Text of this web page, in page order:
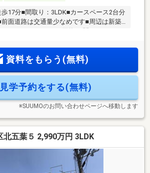
17分■間取り：3LDK■カースペース2台分
面道路は交通量少なめです■周辺は新築
葉小学校 840 m 中学校 ：鈴蘭台中学校
スーパー 西鈴蘭台店 1040 mその他 ：神戸
資料をもらう(無料)
見学予約をする(無料)
※SUUMOのお問い合わせページへ移動します
北五葉５ 2,990万円 3LDK